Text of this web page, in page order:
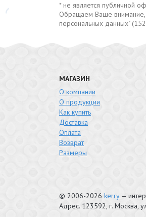
* не является публичной
Обращаем Ваше внимание,
персональных данных"
МАГАЗИН
О компании
О продукции
Как купить
Доставка
Оплата
Возврат
Размеры
© 2006-2026 kerry—
Адрес. 123592, г. Москва,